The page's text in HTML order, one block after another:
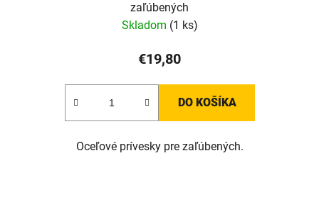
zaľúbených
Skladom (1 ks)
€19,80
DO KOŠÍKA
Oceľové prívesky pre zaľúbených.